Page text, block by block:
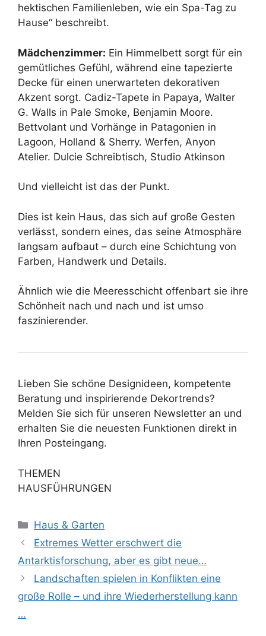
hektischen Familienleben, wie ein Spa-Tag zu
Hause“ beschreibt.
Mädchenzimmer: Ein Himmelbett sorgt für ein
gemütliches Gefühl, während eine tapezierte
Decke für einen unerwarteten dekorativen
Akzent sorgt. Cadiz-Tapete in Papaya, Walter
G. Walls in Pale Smoke, Benjamin Moore.
Bettvolant und Vorhänge in Patagonien in
Lagoon, Holland & Sherry. Werfen, Anyon
Atelier. Dulcie Schreibtisch, Studio Atkinson
Und vielleicht ist das der Punkt.
Dies ist kein Haus, das sich auf große Gesten
verlässt, sondern eines, das seine Atmosphäre
langsam aufbaut – durch eine Schichtung von
Farben, Handwerk und Details.
Ähnlich wie die Meeresschicht offenbart sie ihre
Schönheit nach und nach und ist umso
faszinierender.
Lieben Sie schöne Designideen, kompetente
Beratung und inspirierende Dekortrends?
Melden Sie sich für unseren Newsletter an und
erhalten Sie die neuesten Funktionen direkt in
Ihren Posteingang.
THEMEN
HAUSFÜHRUNGEN
Kategorien
Haus & Garten
Extremes Wetter erschwert die
Antarktisforschung, aber es gibt neue…
Landschaften spielen in Konflikten eine
große Rolle – und ihre Wiederherstellung kann
…